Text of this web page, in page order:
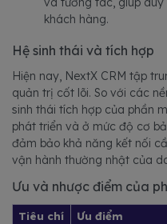
khách hàng.
Hệ sinh thái và tích hợp
Hiện nay, NextX CRM tập
quản trị cốt lõi. So với các
sinh thái tích hợp của phần
phát triển và ở mức độ cơ
đảm bảo khả năng kết nối
vận hành thường nhật của
Ưu và nhược điểm của
Tiêu chí Ưu điểm